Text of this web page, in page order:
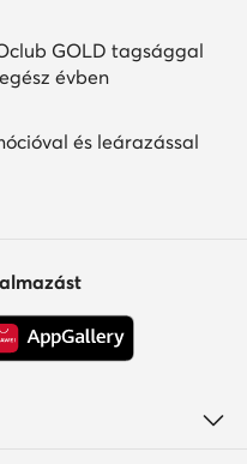
GOLD tagsággal
évben
és leárazással